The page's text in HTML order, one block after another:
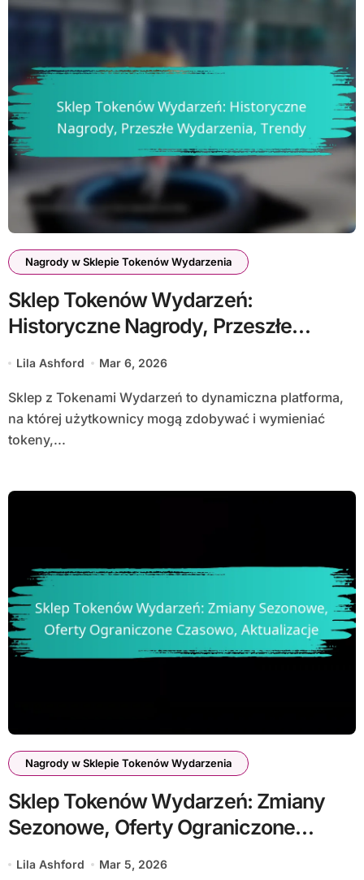
Nagrody w Sklepie Tokenów Wydarzenia
Sklep Tokenów Wydarzeń:
Historyczne Nagrody, Przeszłe
Wydarzenia, Trendy
Lila Ashford Mar 6, 2026
Sklep z Tokenami Wydarzeń to dynamiczna platforma,
na której użytkownicy mogą zdobywać i wymieniać
tokeny,...
Nagrody w Sklepie Tokenów Wydarzenia
Sklep Tokenów Wydarzeń: Zmiany
Sezonowe, Oferty Ograniczone
Czasowo, Aktualizacje
Lila Ashford Mar 5, 2026